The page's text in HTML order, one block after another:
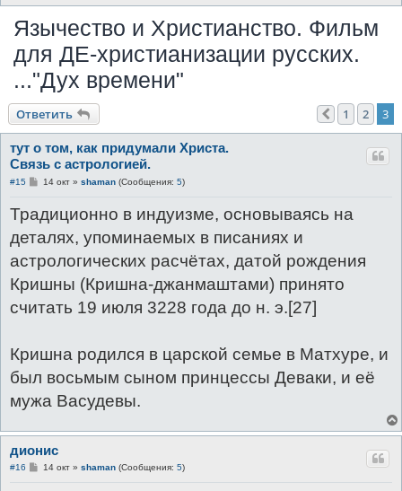
Язычество и Христианство. Фильм
для ДЕ-христианизации русских.
..."Дух времени"
Ответить Пред.
1 2 3
тут о том, как придумали Христа.
Связь с астрологией.
#15
С
б
щ
е
н
и
е
14 окт» shaman(Сообщения: 5)
Традиционно в индуизме, основываясь на
деталях, упоминаемых в писаниях и
астрологических расчётах, датой рождения
Кришны (Кришна-джанмаштами) принято
считать 19 июля 3228 года до н. э.[27]
Кришна родился в царской семье в Матхуре, и
был восьмым сыном принцессы Деваки, и её
мужа Васудевы.
дионис
#16
С14 окт» shaman(Сообщения: 5)